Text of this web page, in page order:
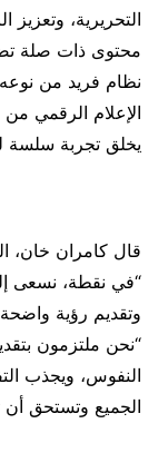
التحريرية،
محتوى ذات صلة
نظام فريد من
الإعلام الرقمي
يخلق تجربة سلسة
قال كامران خان،
“في نقطة، نسعى
وتقديم رؤية
“نحن ملتزمون
النفوس، ويجذب
الجميع وتستحق أن